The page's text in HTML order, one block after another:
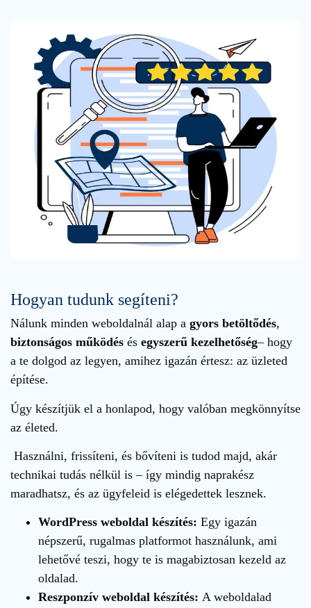
Hogyan tudunk segíteni?
Nálunk minden weboldalnál alap a gyors betöltődés,
biztonságos működés és egyszerű kezelhetőség– hogy
a te dolgod az legyen, amihez igazán értesz: az üzleted
építése.
Úgy készítjük el a honlapod, hogy valóban megkönnyítse
az életed.
Használni, frissíteni, és bővíteni is tudod majd, akár
technikai tudás nélkül is – így mindig naprakész
maradhatsz, és az ügyfeleid is elégedettek lesznek.
WordPress weboldal készítés: Egy igazán
népszerű, rugalmas platformot használunk, ami
lehetővé teszi, hogy te is magabiztosan kezeld az
oldalad.
Reszponzív weboldal készítés: A weboldalad